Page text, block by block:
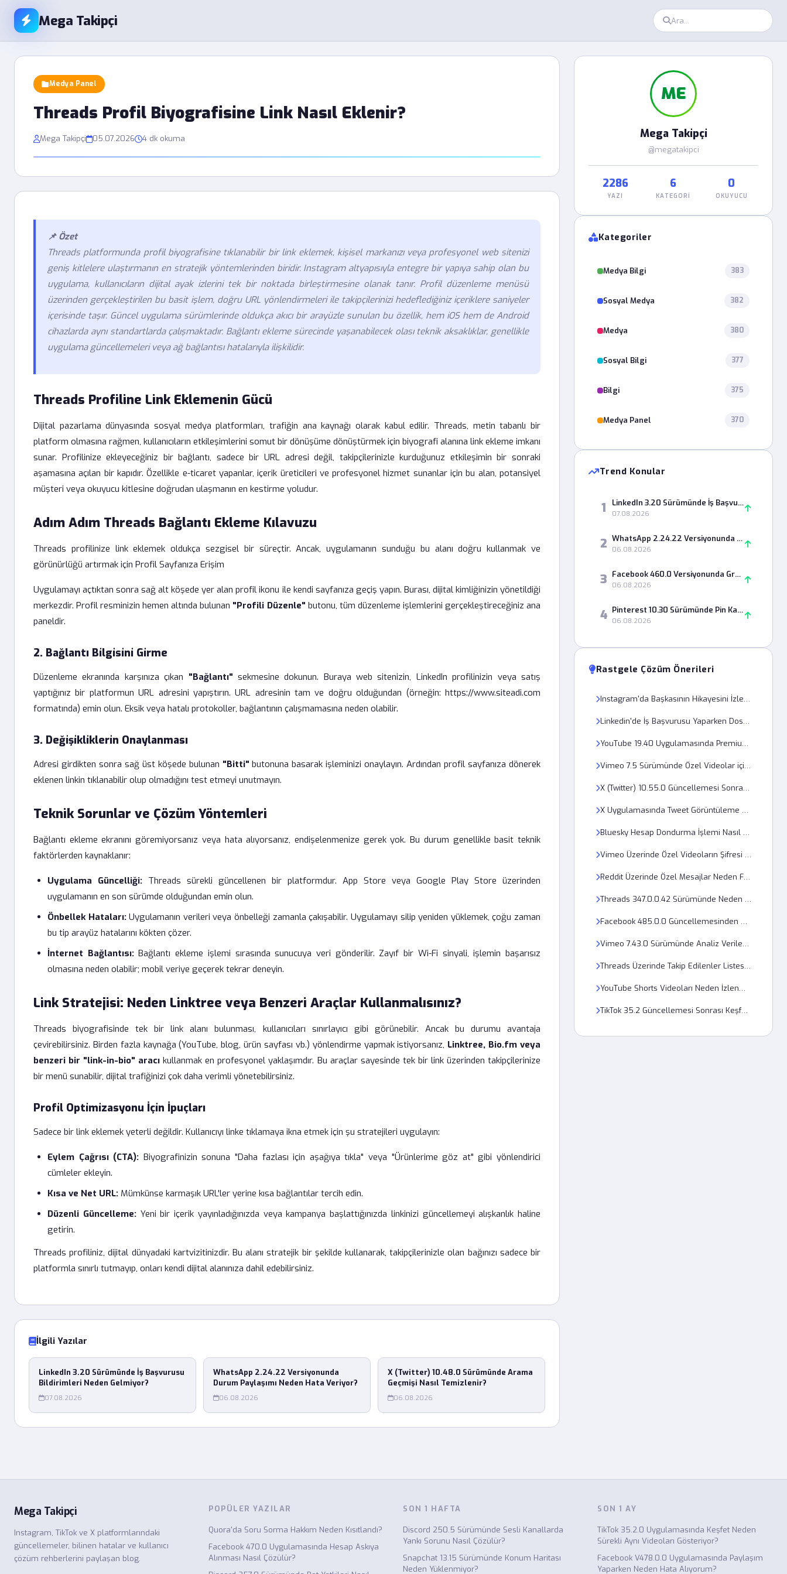
Mega Takipçi
Medya Panel
Threads Profil Biyografisine Link Nasıl Eklenir?
Mega Takipçi 05.07.2026 4 dk okuma
📌 Özet
Threads platformunda profil biyografisine tıklanabilir bir link eklemek, kişisel markanızı veya profesyonel web sitenizi
geniş kitlelere ulaştırmanın en stratejik yöntemlerinden biridir. Instagram altyapısıyla entegre bir yapıya sahip olan bu
uygulama, kullanıcıların dijital ayak izlerini tek bir noktada birleştirmesine olanak tanır. Profil düzenleme menüsü
üzerinden gerçekleştirilen bu basit işlem, doğru URL yönlendirmeleri ile takipçilerinizi hedeflediğiniz içeriklere saniyeler
içerisinde taşır. Güncel uygulama sürümlerinde oldukça akıcı bir arayüzle sunulan bu özellik, hem iOS hem de Android
cihazlarda aynı standartlarda çalışmaktadır. Bağlantı ekleme sürecinde yaşanabilecek olası teknik aksaklıklar, genellikle
uygulama güncellemeleri veya ağ bağlantısı hatalarıyla ilişkilidir.
Threads Profiline Link Eklemenin Gücü
Dijital pazarlama dünyasında sosyal medya platformları, trafiğin ana kaynağı olarak kabul edilir. Threads, metin tabanlı bir
platform olmasına rağmen, kullanıcıların etkileşimlerini somut bir dönüşüme dönüştürmek için biyografi alanına link ekleme imkanı
sunar. Profilinize ekleyeceğiniz bir bağlantı, sadece bir URL adresi değil, takipçilerinizle kurduğunuz etkileşimin bir sonraki
aşamasına açılan bir kapıdır. Özellikle e-ticaret yapanlar, içerik üreticileri ve profesyonel hizmet sunanlar için bu alan, potansiyel
müşteri veya okuyucu kitlesine doğrudan ulaşmanın en kestirme yoludur.
Adım Adım Threads Bağlantı Ekleme Kılavuzu
Threads profilinize link eklemek oldukça sezgisel bir süreçtir. Ancak, uygulamanın sunduğu bu alanı doğru kullanmak ve
görünürlüğü artırmak için Profil Sayfanıza Erişim
Uygulamayı açtıktan sonra sağ alt köşede yer alan profil ikonu ile kendi sayfanıza geçiş yapın. Burası, dijital kimliğinizin yönetildiği
merkezdir. Profil resminizin hemen altında bulunan "Profili Düzenle" butonu, tüm düzenleme işlemlerini gerçekleştireceğiniz ana
paneldir.
2. Bağlantı Bilgisini Girme
Düzenleme ekranında karşınıza çıkan "Bağlantı" sekmesine dokunun. Buraya web sitenizin, LinkedIn profilinizin veya satış
yaptığınız bir platformun URL adresini yapıştırın. URL adresinin tam ve doğru olduğundan (örneğin: https://www.siteadi.com
formatında) emin olun. Eksik veya hatalı protokoller, bağlantının çalışmamasına neden olabilir.
3. Değişikliklerin Onaylanması
Adresi girdikten sonra sağ üst köşede bulunan "Bitti" butonuna basarak işleminizi onaylayın. Ardından profil sayfanıza dönerek
eklenen linkin tıklanabilir olup olmadığını test etmeyi unutmayın.
Teknik Sorunlar ve Çözüm Yöntemleri
Bağlantı ekleme ekranını göremiyorsanız veya hata alıyorsanız, endişelenmenize gerek yok. Bu durum genellikle basit teknik
faktörlerden kaynaklanır:
Uygulama Güncelliği: Threads sürekli güncellenen bir platformdur. App Store veya Google Play Store üzerinden
uygulamanın en son sürümde olduğundan emin olun.
Önbellek Hataları:Uygulamanın verileri veya önbelleği zamanla çakışabilir. Uygulamayı silip yeniden yüklemek, çoğu zaman
bu tip arayüz hatalarını kökten çözer.
İnternet Bağlantısı:Bağlantı ekleme işlemi sırasında sunucuya veri gönderilir. Zayıf bir Wi-Fi sinyali, işlemin başarısız
olmasına neden olabilir; mobil veriye geçerek tekrar deneyin.
Link Stratejisi: Neden Linktree veya Benzeri Araçlar Kullanmalısınız?
Threads biyografisinde tek bir link alanı bulunması, kullanıcıları sınırlayıcı gibi görünebilir. Ancak bu durumu avantaja
çevirebilirsiniz. Birden fazla kaynağa (YouTube, blog, ürün sayfası vb.) yönlendirme yapmak istiyorsanız, Linktree, Bio.fm veya
benzeri bir "link-in-bio" aracı kullanmak en profesyonel yaklaşımdır. Bu araçlar sayesinde tek bir link üzerinden takipçilerinize
bir menü sunabilir, dijital trafiğinizi çok daha verimli yönetebilirsiniz.
Profil Optimizasyonu İçin İpuçları
Sadece bir link eklemek yeterli değildir. Kullanıcıyı linke tıklamaya ikna etmek için şu stratejileri uygulayın:
Eylem Çağrısı (CTA): Biyografinizin sonuna "Daha fazlası için aşağıya tıkla" veya "Ürünlerime göz at" gibi yönlendirici
cümleler ekleyin.
Kısa ve Net URL: Mümkünse karmaşık URL'ler yerine kısa bağlantılar tercih edin.
Düzenli Güncelleme:Yeni bir içerik yayınladığınızda veya kampanya başlattığınızda linkinizi güncellemeyi alışkanlık haline
getirin.
Threads profiliniz, dijital dünyadaki kartvizitinizdir. Bu alanı stratejik bir şekilde kullanarak, takipçilerinizle olan bağınızı sadece bir
platformla sınırlı tutmayıp, onları kendi dijital alanınıza dahil edebilirsiniz.
İlgili Yazılar
LinkedIn 3.20 Sürümünde İş Başvurusu
Bildirimleri Neden Gelmiyor?
07.08.2026
WhatsApp 2.24.22 Versiyonunda
Durum Paylaşımı Neden Hata Veriyor?
06.08.2026
X (Twitter) 10.48.0 Sürümünde Arama
Geçmişi Nasıl Temizlenir?
06.08.2026
ME
Mega Takipçi
@megatakipci
2286
YAZI
6
KATEGORI
0
OKUYUCU
Kategoriler
Medya Bilgi 383
Sosyal Medya 382
Medya 380
Sosyal Bilgi 377
Bilgi 375
Medya Panel 370
Trend Konular
1 LinkedIn 3.20 Sürümünde İş Başvurusu Bildirimleri Neden Gelmiyor?
07.08.2026
2 WhatsApp 2.24.22 Versiyonunda Durum Paylaşımı Neden Hata Veriyor?
06.08.2026
3 Facebook 460.0 Versiyonunda Grup Paylaşımları Neden Görünmüyor?
06.08.2026
4 Pinterest 10.30 Sürümünde Pin Kaydetme Hatası Nasıl Çözülür?
06.08.2026
Rastgele Çözüm Önerileri
Instagram'da Başkasının Hikayesini İzlediğim Neden Gizlenmiyor?
Linkedin'de İş Başvurusu Yaparken Dosya Yükleme Hatası Neden Oluşur?
YouTube 19.40 Uygulamasında Premium Videolar Neden Çevrimdışı İzlenmiyor?
Vimeo 7.5 Sürümünde Özel Videolar için Şifre Nasıl Eklenir?
X (Twitter) 10.55.0 Güncellemesi Sonrası Bildirimler Neden Gelmiyor?
X Uygulamasında Tweet Görüntüleme Sayısı Neden Güncellenmiyor?
Bluesky Hesap Dondurma İşlemi Nasıl Yapılır?
Vimeo Üzerinde Özel Videoların Şifresi Neden Geçersiz Görünüyor?
Reddit Üzerinde Özel Mesajlar Neden Filtreye Takılıyor?
Threads 347.0.0.42 Sürümünde Neden Takip İsteği Gitmiyor?
Facebook 485.0.0 Güncellemesinden Sonra Hesap Doğrulama Kodu Neden Gelmiyor?
Vimeo 7.43.0 Sürümünde Analiz Verileri Neden Güncellenmiyor?
Threads Üzerinde Takip Edilenler Listesi Neden Güncel Görünmüyor?
YouTube Shorts Videoları Neden İzlenme Sayısını Göstermiyor?
TikTok 35.2 Güncellemesi Sonrası Keşfet Akışı Neden Donuyor?
Mega Takipçi
Instagram, TikTok ve X platformlarındaki
güncellemeler, bilinen hatalar ve kullanıcı
çözüm rehberlerini paylaşan blog.
POPÜLER YAZILAR
Quora'da Soru Sorma Hakkım Neden Kısıtlandı?
Facebook 470.0 Uygulamasında Hesap Askıya
Alınması Nasıl Çözülür?
SON 1 HAFTA
Discord 250.5 Sürümünde Sesli Kanallarda
Yankı Sorunu Nasıl Çözülür?
Snapchat 13.15 Sürümünde Konum Haritası
Neden Yüklenmiyor?
SON 1 AY
TikTok 35.2.0 Uygulamasında Keşfet Neden
Sürekli Aynı Videoları Gösteriyor?
Facebook V478.0.0 Uygulamasında Paylaşım
Yaparken Neden Hata Alıyorum?